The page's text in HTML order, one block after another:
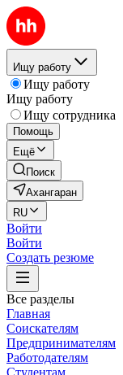
Ищу работу
Ищу работу
Ищу работу
Ищу сотрудника
Помощь
Ещё
Поиск
Ахангаран
RU
Войти
Войти
Создать резюме
Все разделы
Главная
Соискателям
Предпринимателям
Работодателям
Студентам